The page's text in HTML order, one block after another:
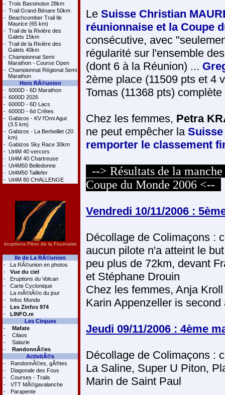
- Trois Bassinoise 28km
- Trail Grand Bénare 50km
- Beachcomber Trail Ile
Maurice (65 km)
- Trail de la Rivière des
Galets 15km
- Trail de la Rivière des
Galets 40km
- Championnat Semi
Marathon - Course Open
- Championnat Régional Semi
Marathon
Hors RÃ©union
- 6000D - 6D Marathon
- 6000D 2026
- 6000D - 6D Lacs
- 6000D - 6d Crêtes
- Gabizos - KV l'Omi Agut
(3.5 km)
- Gabizos - La Berbeillet (20
km)
- Gabizos Sky Race 30km
- Ut4M 40 vercors
- Ut4M 40 Chartreuse
- Ut4M50 Belledonne
- Ut4M50 Taillefer
- Ut4M 80 CHALLENGE
éruptions Piton de la Fournaise
Ile de La RÃ©union
-
La RÃ©union en photos
-
Vue du ciel
-
Eruptions du Volcan
-
Carte Cyclonique
-
La mÃ©tÃ©o du jour
-
Infos Monde
-
Les Zinfos 974
-
LINFO.re
Les Cirques
-
Mafate
-
Cilaos
-
Salazie
-
RandonnÃ©es
ActivitÃ©s
-
RandonnÃ©es, gÃ®tes
-
Diagonale des Fous
-
Courses - Trails
-
VTT MÃ©gavalanche
-
Parapente
Le Suisse Christian
réunionnaise et la Coupe
consécutive, avec
régularité sur l'ensemble
(dont 6 à la Réunion) ...
2ème place (11509 pts et 4
Tomas (11368 pts)
Chez les femmes, Petra
ne peut empêcher la
remporter le classement
--> Résultats de la
Coupe du Monde 2006 <--
Vendredi 10/11/2006 :
Décollage de Colimaçons :
aucun pilote n'a atteint le
peu plus de 72km, devant
et Stéphane Drouin
Chez les femmes, Anja
Karin Appenzeller is
Jeudi 09/11/2006 : 4ème
Décollage de Colimaçons :
La Saline, Super U Piton,
Marin de Saint Paul